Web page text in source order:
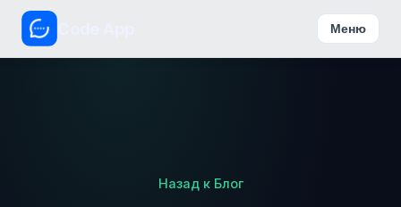
Меню
Назад к Блог